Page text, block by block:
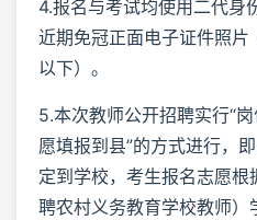
4.报名与考试均使用二代身
近期免冠正面电子证件照
以下）。
5.本次教师公开招聘实行“
愿填报到县”的方式进行，
定到学校，考生报名志愿
聘农村义务教育学校教师）